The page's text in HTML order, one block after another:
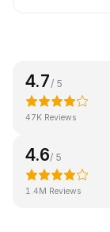
4.7 / 5
47K Reviews
4.6/ 5
1.4M Reviews